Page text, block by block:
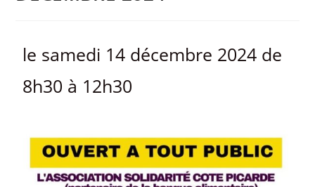
le samedi 14 décembre 2024 de
8h30 à 12h30